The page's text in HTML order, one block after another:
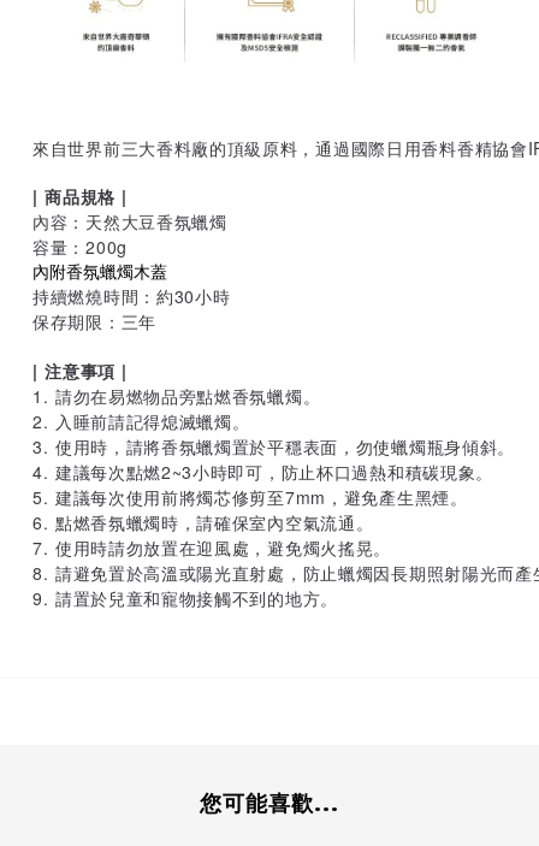
來自世界前三大香料廠的頂級原料，通過國際日用香料香精協
| 商品規格 |
內容：天然大豆香氛蠟燭
容量：200g
內附香氛蠟燭木蓋
持續燃燒時間：約30小時
保存期限：三年
| 注意事項 |
1. 請勿在易燃物品旁點燃香氛蠟燭。
2. 入睡前請記得熄滅蠟燭。
3. 使用時，請將香氛蠟燭置於平穩表面，勿使蠟燭瓶身傾斜。
4. 建議每次點燃2~3小時即可，防止杯口過熱和積碳現象。
5. 建議每次使用前將燭芯修剪至7mm，避免產生黑煙。
6. 點燃香氛蠟燭時，請確保室內空氣流通。
7. 使用時請勿放置在迎風處，避免燭火搖晃。
8. 請避免置於高溫或陽光直射處，防止蠟燭因長期照射陽光而
9. 請置於兒童和寵物接觸不到的地方。
您可能喜歡...